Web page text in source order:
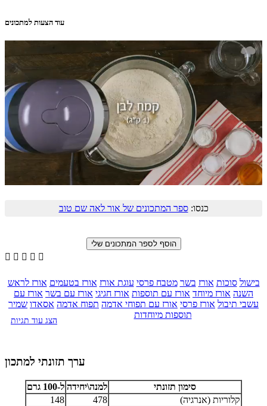
עוד הצעות למתכונים
כנסו:ספר המתכונים של אור לאה שם טוב
    
בישול סוכות אורז בשר מטבח פרסי עוגת אורז אורז בטעמים אורז לראש
השנה אורז מיוחד אורז עם תוספות אורז חגיגי אורז עם בשר אורז עם
עשבי תיבול אורז פרסי אורז עם תפוחי אדמה תפוח אדמה אסאדו שמיר
תוספות מיוחדות
הצג עוד תגיות
ערך תזונתי למתכון
סימון תזונתי למנה\יחידה ל-100 גרם
קלוריות (אנרגיה)
478
148